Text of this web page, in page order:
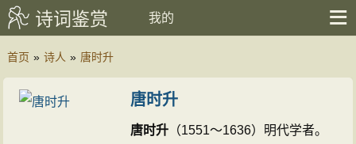
诗词鉴赏 我的
首页 » 诗人 » 唐时升
唐时升
唐时升 （1551～1636）明代学者。